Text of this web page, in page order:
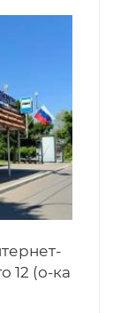
12 (о-ка